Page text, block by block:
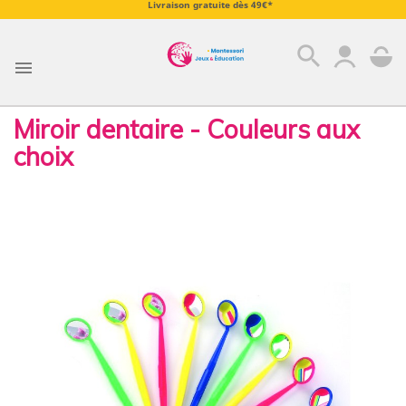
Livraison gratuite dès 49€*
 search
Miroir dentaire - Couleurs aux
choix